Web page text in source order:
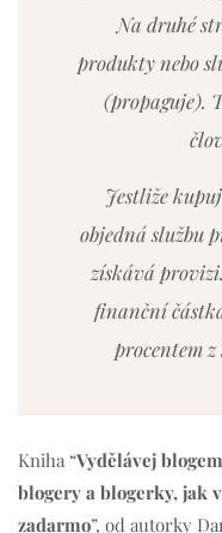
Na druhé
produkty nebo
(propaguje).
Jestliže
objedná službu
získává
finanční
procentem
Kniha “Vydělávej
blogery a blogerky, jak
zadarmo”, od autorky